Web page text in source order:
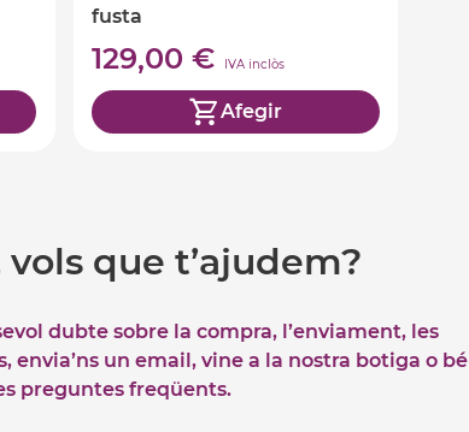
fusta
129,00 € IVA inclòs
Afegir
que t’ajudem?
dubte sobre la compra, l’enviament, les
envia’ns un email, vine a la nostra botiga o bé
preguntes freqüents.